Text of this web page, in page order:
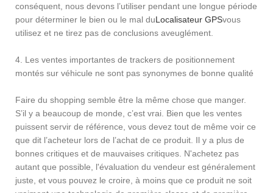
conséquent, nous devons l’utiliser pendant une longue période
pour déterminer le bien ou le mal duLocalisateur GPSvous
utilisez et ne tirez pas de conclusions aveuglément.
4. Les ventes importantes de trackers de positionnement
montés sur véhicule ne sont pas synonymes de bonne qualité
Faire du shopping semble être la même chose que manger.
S’il y a beaucoup de monde, c’est vrai. Bien que les ventes
puissent servir de référence, vous devez tout de même voir ce
que dit l’acheteur lors de l’achat de ce produit. Il y a plus de
bonnes critiques et de mauvaises critiques. N'achetez pas
autant que possible, l'évaluation du vendeur est généralement
juste, et vous pouvez le croire, à moins que ce produit ne soit